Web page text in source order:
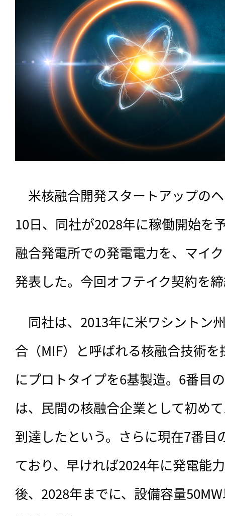
米核融合開発スタートアップの
10日、同社が2028年に稼働開始を
融合発電所での発電電力を、マイ
発表した。今回オフテイク契約を
同社は、 2013年に米ワシントン
合（MIF）と呼ばれる核融合技術
にプロトタイプを6基製造。6番目
は、民間の核融合企業として初め
到達したという。さらに現在7番目
ており、早ければ2024年に発電能
後、2028年までに、設備容量